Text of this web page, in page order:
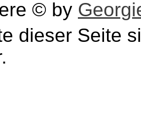
© by
dieser Seite